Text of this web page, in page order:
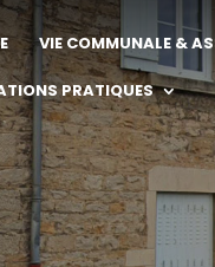
VIE COMMUNALE &
PRATIQUES